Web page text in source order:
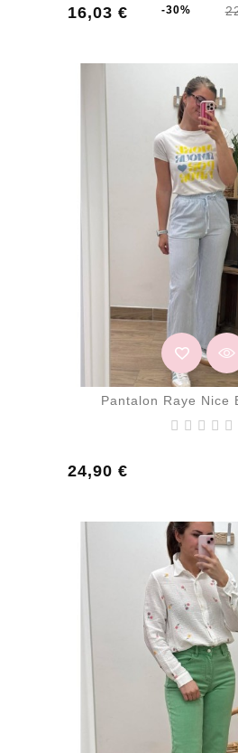
16,03 €
Prix
-30%
Prix
Pantalon Raye Nice
24,90 €
Prix